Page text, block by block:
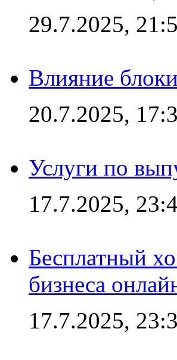
29.7.2025,
Влияние
20.7.2025,
Услуги по
17.7.2025,
Бесплатный
бизнеса
17.7.2025,